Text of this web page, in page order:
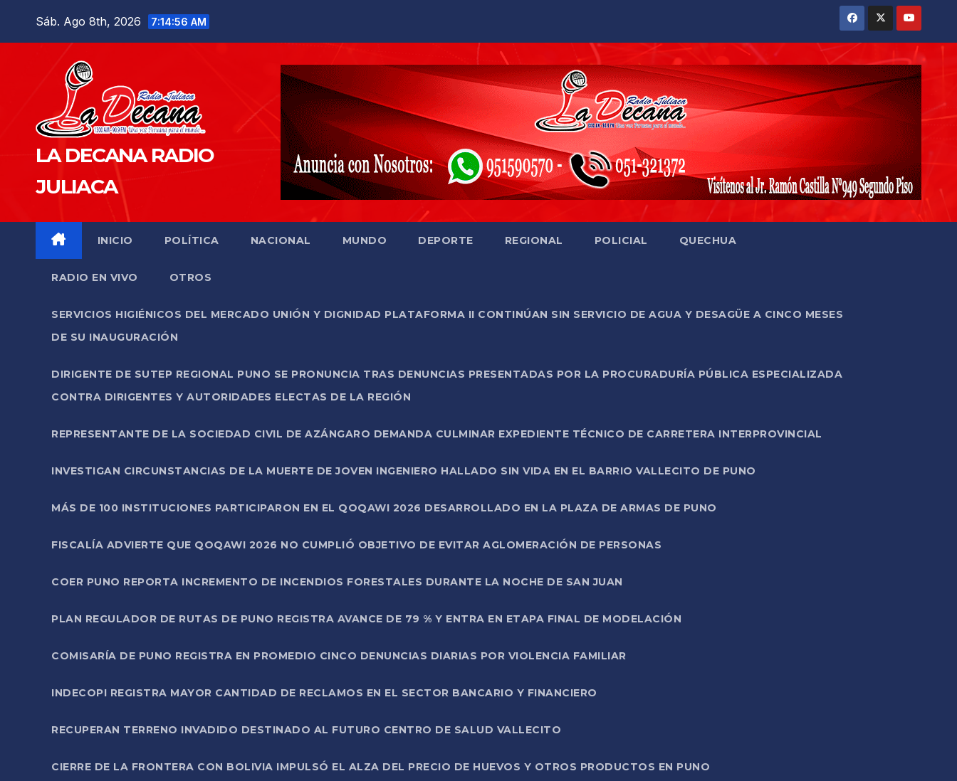
Sáb. Ago 8th, 2026 7:14:58 AM
LA DECANA RADIO
JULIACA
INICIO POLÍTICA NACIONAL MUNDO DEPORTE REGIONAL POLICIAL QUECHUA
RADIO EN VIVO OTROS
SERVICIOS HIGIÉNICOS DEL MERCADO UNIÓN Y DIGNIDAD PLATAFORMA II CONTINÚAN SIN SERVICIO DE AGUA Y DESAGÜE A CINCO MESES
DE SU INAUGURACIÓN
DIRIGENTE DE SUTEP REGIONAL PUNO SE PRONUNCIA TRAS DENUNCIAS PRESENTADAS POR LA PROCURADURÍA PÚBLICA ESPECIALIZADA
CONTRA DIRIGENTES Y AUTORIDADES ELECTAS DE LA REGIÓN
REPRESENTANTE DE LA SOCIEDAD CIVIL DE AZÁNGARO DEMANDA CULMINAR EXPEDIENTE TÉCNICO DE CARRETERA INTERPROVINCIAL
INVESTIGAN CIRCUNSTANCIAS DE LA MUERTE DE JOVEN INGENIERO HALLADO SIN VIDA EN EL BARRIO VALLECITO DE PUNO
MÁS DE 100 INSTITUCIONES PARTICIPARON EN EL QOQAWI 2026 DESARROLLADO EN LA PLAZA DE ARMAS DE PUNO
FISCALÍA ADVIERTE QUE QOQAWI 2026 NO CUMPLIÓ OBJETIVO DE EVITAR AGLOMERACIÓN DE PERSONAS
COER PUNO REPORTA INCREMENTO DE INCENDIOS FORESTALES DURANTE LA NOCHE DE SAN JUAN
PLAN REGULADOR DE RUTAS DE PUNO REGISTRA AVANCE DE 79 % Y ENTRA EN ETAPA FINAL DE MODELACIÓN
COMISARÍA DE PUNO REGISTRA EN PROMEDIO CINCO DENUNCIAS DIARIAS POR VIOLENCIA FAMILIAR
INDECOPI REGISTRA MAYOR CANTIDAD DE RECLAMOS EN EL SECTOR BANCARIO Y FINANCIERO
RECUPERAN TERRENO INVADIDO DESTINADO AL FUTURO CENTRO DE SALUD VALLECITO
CIERRE DE LA FRONTERA CON BOLIVIA IMPULSÓ EL ALZA DEL PRECIO DE HUEVOS Y OTROS PRODUCTOS EN PUNO